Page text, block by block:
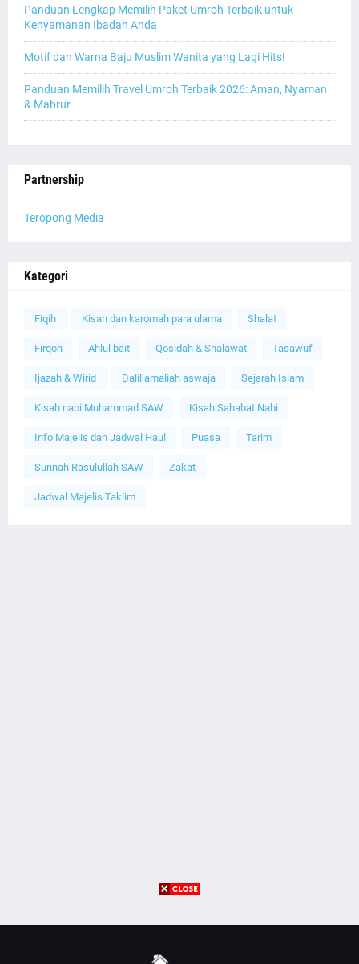
Panduan Lengkap Memilih Paket Umroh Terbaik untuk
Kenyamanan Ibadah Anda
Motif dan Warna Baju Muslim Wanita yang Lagi Hits!
Panduan Memilih Travel Umroh Terbaik 2026: Aman, Nyaman
& Mabrur
Partnership
Teropong Media
Kategori
Fiqih Kisah dan karomah para ulama Shalat
Firqoh Ahlul bait Qosidah & Shalawat Tasawuf
Ijazah & Wirid Dalil amaliah aswaja Sejarah Islam
Kisah nabi Muhammad SAW Kisah Sahabat Nabi
Info Majelis dan Jadwal Haul Puasa Tarim
Sunnah Rasulullah SAW Zakat
Jadwal Majelis Taklim